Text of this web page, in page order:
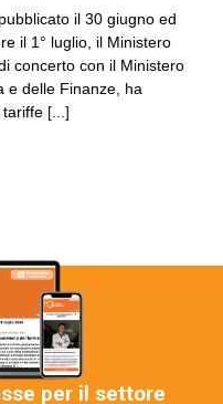
il 30 giugno ed
il 1° luglio, il Ministero
concerto con il Ministero
e delle Finanze, ha
[...]
per il settore